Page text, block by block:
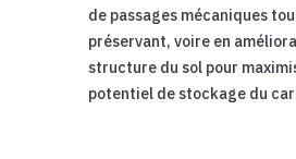
de passages mécaniques
préservant, voire en
structure du sol pour
potentiel de stockage du